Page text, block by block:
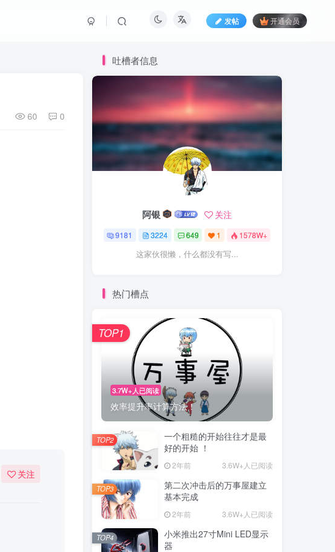
发帖 开通会员
60 0
关注
吐槽者信息
阿银 关注
9181 3224 649 1 1578W+
这家伙很懒，什么都没有写...
热门槽点
3.7W+人已阅读
效率提升率计算方法！
TOP1
一个粗糙的开始往往才是最
好的开始 ！
2年前 3.6W+人已阅读
TOP2
第二次冲击后的万事屋建立
基本完成
2年前 3.6W+人已阅读
TOP3
小米推出27寸Mini LED显示
器
TOP4